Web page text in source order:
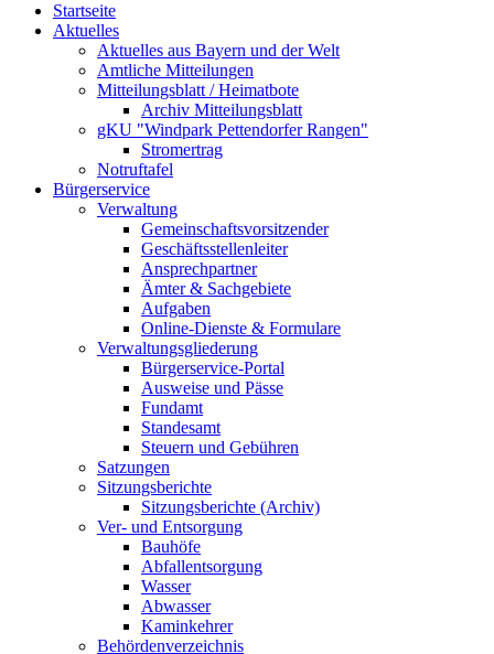
Startseite
Aktuelles
Aktuelles aus Bayern und der Welt
Amtliche Mitteilungen
Mitteilungsblatt / Heimatbote
Archiv Mitteilungsblatt
gKU "Windpark Pettendorfer Rangen"
Stromertrag
Notruftafel
Bürgerservice
Verwaltung
Gemeinschaftsvorsitzender
Geschäftsstellenleiter
Ansprechpartner
Ämter & Sachgebiete
Aufgaben
Online-Dienste & Formulare
Verwaltungsgliederung
Bürgerservice-Portal
Ausweise und Pässe
Fundamt
Standesamt
Steuern und Gebühren
Satzungen
Sitzungsberichte
Sitzungsberichte (Archiv)
Ver- und Entsorgung
Bauhöfe
Abfallentsorgung
Wasser
Abwasser
Kaminkehrer
Behördenverzeichnis